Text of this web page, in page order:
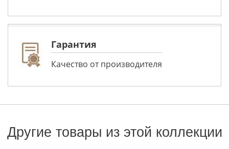
Гарантия
Качество от производителя
Другие товары из этой коллекции